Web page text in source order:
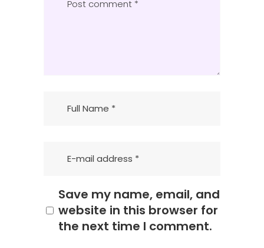
Save my name, email, and
website in this browser for
the next time I comment.